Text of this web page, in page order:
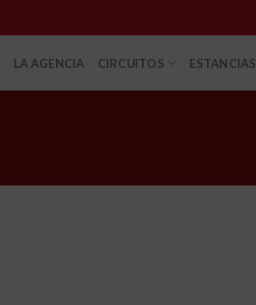
LA AGENCIA CIRCUITOS ESTANCIAS